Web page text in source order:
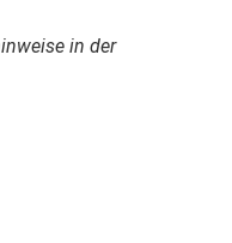
in der